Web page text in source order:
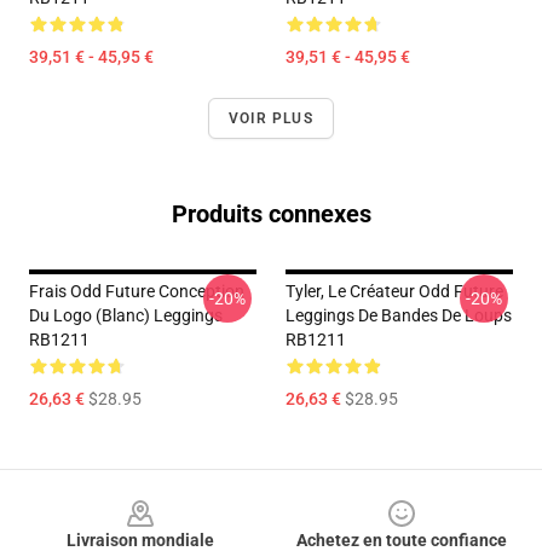
39,51 € - 45,95 € 39,51 € - 45,95 €
VOIR PLUS
Produits connexes
Frais Odd Future Conception
Du Logo (blanc) Leggings
RB1211
26,63 €$28.95
-20%
Tyler, Le Créateur Odd Future
Leggings De Bandes De Loups
RB1211
26,63 €$28.95
-20%
Livraison mondiale
Achetez en toute confiance